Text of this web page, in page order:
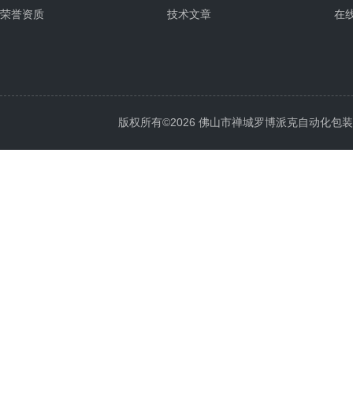
荣誉资质
技术文章
在
版权所有©2026 佛山市禅城罗博派克自动化